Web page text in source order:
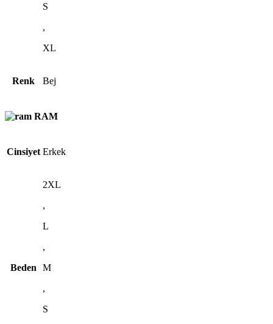
S
,
XL
Renk Bej
RAM
Cinsiyet Erkek
Beden
2XL
,
L
,
M
,
S